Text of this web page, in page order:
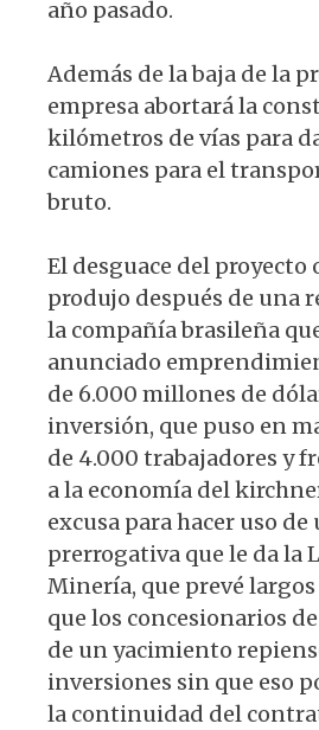
año pasado.
Además de la baja de la
empresa abortará la
kilómetros de vías para
camiones para el
bruto.
El desguace del proyecto
produjo después de una
la compañía brasileña
anunciado
de 6.000 millones de
inversión, que puso en
de 4.000 trabajadores y
a la economía del
excusa para hacer uso de
prerrogativa que le da la
Minería, que prevé
que los concesionarios
de un yacimiento
inversiones sin que eso
la continuidad del